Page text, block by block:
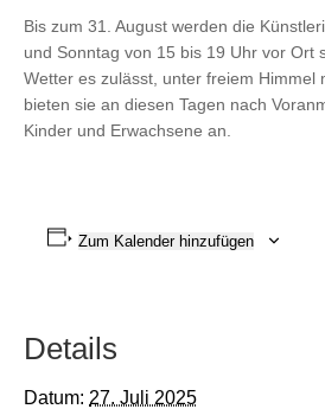
Bis zum 31. August werden die
und Sonntag von 15 bis 19 Uhr vor Ort
Wetter es zulässt, unter freiem Himmel
bieten sie an diesen Tagen nach
Kinder und Erwachsene an.
Zum Kalender hinzufügen
Details
Datum: 27. Juli 2025